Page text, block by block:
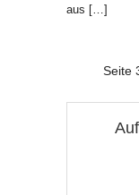
aus […]
Seite